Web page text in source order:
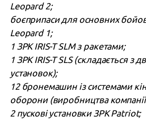
Leopard 2;
боєприпаси для основних
Leopard 1;
1 ЗРК IRIS-T SLM з ракетами;
1 ЗРК IRIS-T SLS (складається з
установок);
12 бронемашин із системами
оборони (виробництва
2 пускові установки ЗРК Patriot;